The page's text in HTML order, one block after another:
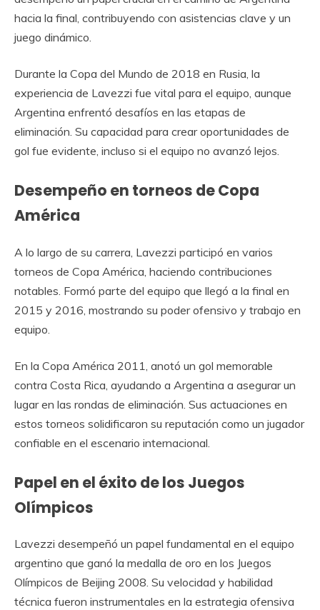
hacia la final, contribuyendo con asistencias clave y un
juego dinámico.
Durante la Copa del Mundo de 2018 en Rusia, la
experiencia de Lavezzi fue vital para el equipo, aunque
Argentina enfrentó desafíos en las etapas de
eliminación. Su capacidad para crear oportunidades de
gol fue evidente, incluso si el equipo no avanzó lejos.
Desempeño en torneos de Copa
América
A lo largo de su carrera, Lavezzi participó en varios
torneos de Copa América, haciendo contribuciones
notables. Formó parte del equipo que llegó a la final en
2015 y 2016, mostrando su poder ofensivo y trabajo en
equipo.
En la Copa América 2011, anotó un gol memorable
contra Costa Rica, ayudando a Argentina a asegurar un
lugar en las rondas de eliminación. Sus actuaciones en
estos torneos solidificaron su reputación como un jugador
confiable en el escenario internacional.
Papel en el éxito de los Juegos
Olímpicos
Lavezzi desempeñó un papel fundamental en el equipo
argentino que ganó la medalla de oro en los Juegos
Olímpicos de Beijing 2008. Su velocidad y habilidad
técnica fueron instrumentales en la estrategia ofensiva